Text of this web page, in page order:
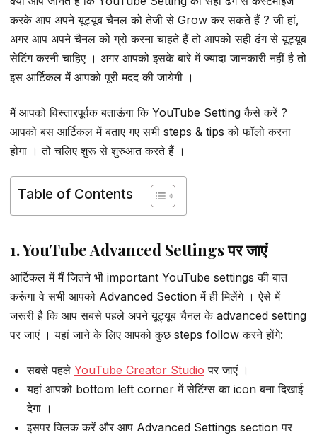
करके आप अपने यूट्यूब चैनल को तेजी से Grow कर सकते हैं ? जी हां,
अगर आप अपने चैनल को ग्रो करना चाहते हैं तो आपको सही ढंग से यूट्यूब
सेटिंग करनी चाहिए । अगर आपको इसके बारे में ज्यादा जानकारी नहीं है तो
इस आर्टिकल में आपको पूरी मदद की जायेगी ।
मैं आपको विस्तारपूर्वक बताऊंगा कि YouTube Setting कैसे करें ?
आपको बस आर्टिकल में बताए गए सभी steps & tips को फॉलो करना
होगा । तो चलिए शुरू से शुरुआत करते हैं ।
Table of Contents
1. YouTube Advanced Settings पर जाएं
आर्टिकल में मैं जितने भी important YouTube settings की बात
करूंगा वे सभी आपको Advanced Section में ही मिलेंगे । ऐसे में
जरूरी है कि आप सबसे पहले अपने यूट्यूब चैनल के advanced setting
पर जाएं । यहां जाने के लिए आपको कुछ steps follow करने होंगे:
सबसे पहले YouTube Creator Studio पर जाएं ।
यहां आपको bottom left corner में सेटिंग्स का icon बना दिखाई
देगा ।
इसपर क्लिक करें और आप Advanced Settings section पर